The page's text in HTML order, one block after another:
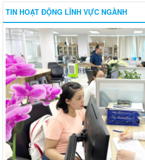
TIN HOẠT ĐỘNG LĨNH VỰC NGÀNH